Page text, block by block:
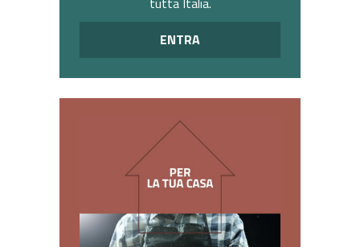
ENTRA